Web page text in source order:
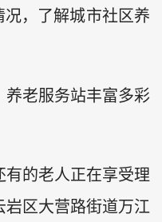
况，了解城市社区养
养老服务站丰富多彩
的老人正在享受理
区大营路街道万江